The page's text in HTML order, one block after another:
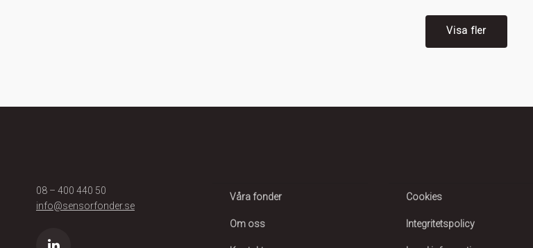
Visa fler
08 – 400 440 50
info@sensorfonder.se
Våra fonder
Om oss
Cookies
Integritetspolicy